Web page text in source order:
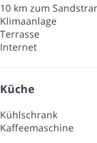
10 km zum
Klimaanlage
Terrasse
Internet
Küche
Kühlschrank
Kaffeemaschine